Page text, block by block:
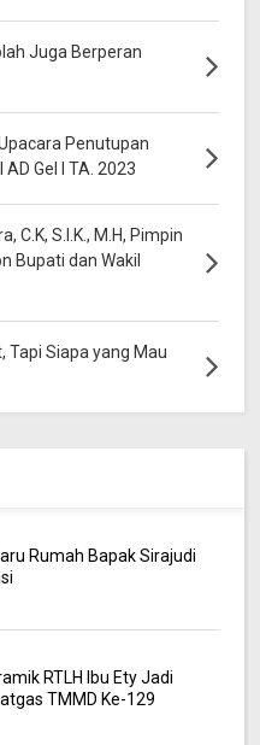
Juga Berperan
Penutupan
Gel I TA. 2023
C.K, S.I.K., M.H, Pimpin
Bupati dan Wakil
Tapi Siapa yang Mau
Rumah Bapak Sirajudi
RTLH Ibu Ety Jadi
TMMD Ke-129